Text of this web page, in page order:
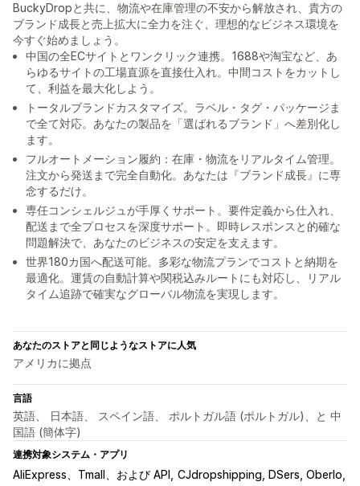
BuckyDropと共に、物流や在庫管理の不安から解放され、貴方の
ブランド成長と売上拡大に全力を注ぐ、理想的なビジネス環境を
今すぐ始めましょう。
中国の全ECサイトとワンクリック連携。1688や淘宝など、あ
らゆるサイトの工場直源を直接仕入れ。中間コストをカットし
て、利益を最大化しよう。
トータルブランドカスタマイズ。ラベル・タグ・パッケージま
で全て対応。あなたの製品を「選ばれるブランド」へ差別化し
ます。
フルオートメーション履約：在庫・物流をリアルタイム管理。
注文から発送まで完全自動化。あなたは『ブランド成長』に専
念するだけ。
専任コンシェルジュが手厚くサポート。要件定義から仕入れ、
配送まで全プロセスを深度サポート。即時レスポンスと的確な
問題解決で、あなたのビジネスの安定を支えます。
世界180カ国へ配送可能。多彩な物流プランでコストと納期を
最適化。運賃の自動計算や関税込みルートにも対応し、リアル
タイム追跡で確実なグローバル物流を実現します。
あなたのストアと同じようなストアに人気
アメリカに拠点
言語
英語、 日本語、 スペイン語、 ポルトガル語 (ポルトガル)、と 中
国語 (簡体字)
連携対象システム・アプリ
AliExpress、Tmall、および API
CJdropshipping, DSers, Oberlo